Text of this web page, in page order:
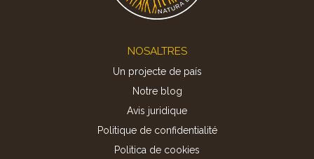
NOSALTRES
Un projecte de país
Notre blog
Avis juridique
Politique de confidentialité
Politica de cookies